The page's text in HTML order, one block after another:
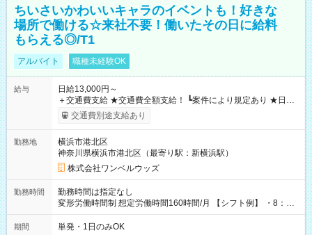
ちいさいかわいいキャラのイベントも！好きな
場所で働ける☆来社不要！働いたその日に給料
もらえる◎/T1
アルバイト 職種未経験OK
給与
日給13,000円～
＋交通費支給 ★交通費全額支給！ ┗案件により規定あり ★日払
いOK！（規定あり） ┗働いたその日に現金GET♪ お仕事後はコ
ンビニATMから 日払い分を引き落とせます！ 【試用期間】試
交通費別途支給あり
勤務地
横浜市港北区
神奈川県横浜市港北区（最寄り駅：新横浜駅）
株式会社ワンベルウッズ
勤務時間
勤務時間は指定なし
変形労働時間制 想定労働時間160時間/月 【シフト例】 ・8：00
～21：00
期間 単発・1日のみOK